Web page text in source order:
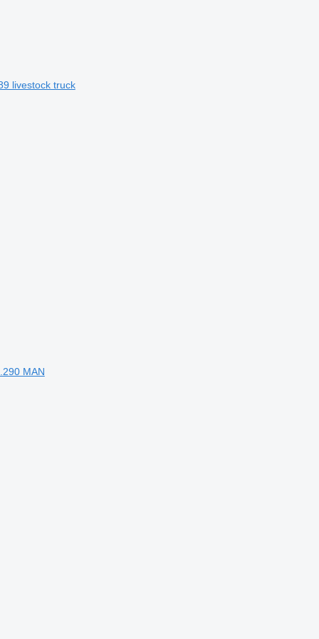
livestock truck
MAN